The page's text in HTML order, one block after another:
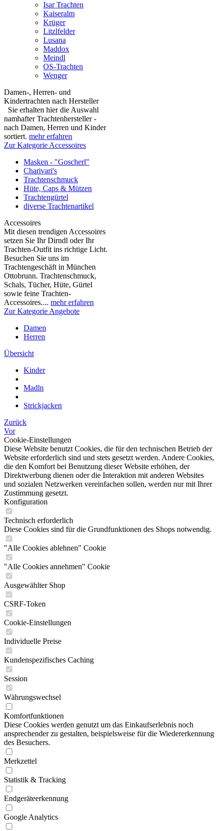
Isar Trachten
Kaiseralm
Krüger
Litzlfelder
Lusana
Maddox
Meindl
OS-Trachten
Wenger
Damen-, Herren- und
Kindertrachten nach Hersteller
Sie erhalten hier die Auswahl
namhafter Trachtenhersteller -
nach Damen, Herren und Kinder
sortiert. mehr erfahren
Zur Kategorie Accessoires
Masken - "Goscherl"
Charivari's
Trachtenschmuck
Hüte, Caps & Mützen
Trachtengürtel
diverse Trachtenartikel
Accessoires
Mit diesen trendigen Accessoires
setzen Sie Ihr Dirndl oder Ihr
Trachten-Outfit ins richtige Licht.
Besuchen Sie uns im
Trachtengeschäft in München
Ottobrunn. Trachtenschmuck,
Schals, Tücher, Hüte, Gürtel
sowie feine Trachten-
Accessoires.... mehr erfahren
Zur Kategorie Angebote
Damen
Herren
Übersicht
Kinder
Madln
Strickjacken
Zurück
Vor
Cookie-Einstellungen
Diese Website benutzt Cookies, die für den technischen Betrieb der
Website erforderlich sind und stets gesetzt werden. Andere Cookies,
die den Komfort bei Benutzung dieser Website erhöhen, der
Direktwerbung dienen oder die Interaktion mit anderen Websites
und sozialen Netzwerken vereinfachen sollen, werden nur mit Ihrer
Zustimmung gesetzt.
Konfiguration
Technisch erforderlich
Diese Cookies sind für die Grundfunktionen des Shops notwendig.
"Alle Cookies ablehnen" Cookie
"Alle Cookies annehmen" Cookie
Ausgewählter Shop
CSRF-Token
Cookie-Einstellungen
Individuelle Preise
Kundenspezifisches Caching
Session
Währungswechsel
Komfortfunktionen
Diese Cookies werden genutzt um das Einkaufserlebnis noch
ansprechender zu gestalten, beispielsweise für die Wiedererkennung
des Besuchers.
Merkzettel
Statistik & Tracking
Endgeräteerkennung
Google Analytics